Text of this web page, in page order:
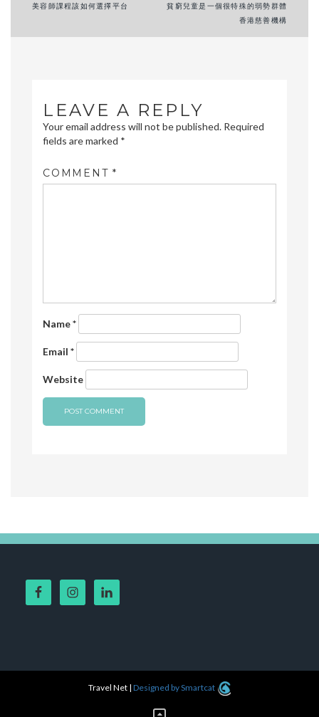
Post
navigation
美容師課程該如何選擇平台
貧窮兒童是一個很特殊的弱勢群體
香港慈善機構
LEAVE A REPLY
Your email address will not be published. Required
fields are marked *
COMMENT *
Name*
Email *
Website
Travel Net | Designed by Smartcat